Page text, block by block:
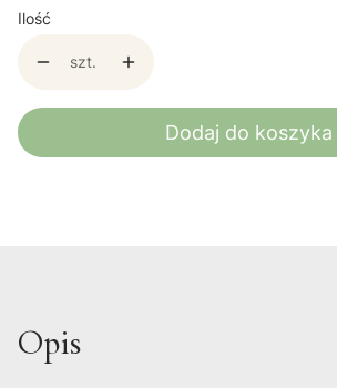
Ilość
szt.
Dodaj do koszyka
Opis